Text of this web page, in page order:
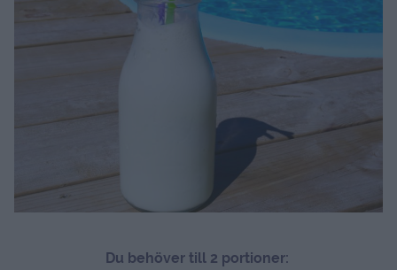
Du behöver till 2 portioner: